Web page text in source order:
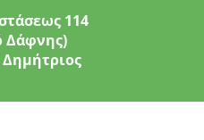
114
Δάφνης)
Δημήτριος